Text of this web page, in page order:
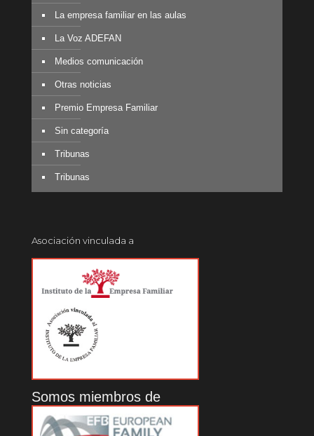
La empresa familiar en las aulas
La Voz ADEFAN
Medios comunicación
Otras noticias
Premio Empresa Familiar
Sin categoría
Tribunas
Tribunas
Asociación vinculada a
Somos miembros de